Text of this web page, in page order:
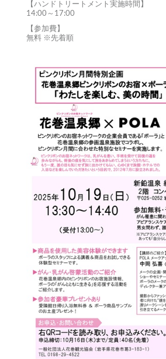
【ハンドトリートメント実施時間】
14:00～17:00
【参加費】
無料 ※先着順